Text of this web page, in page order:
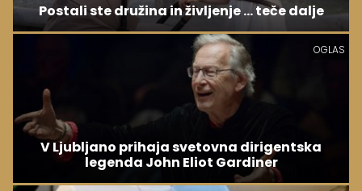
Postali ste družina in življenje ... teče dalje
OGLAS
V Ljubljano prihaja svetovna dirigentska
legenda John Eliot Gardiner